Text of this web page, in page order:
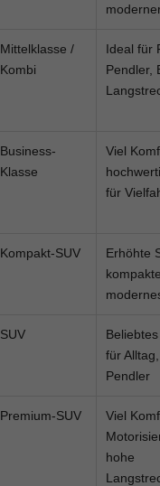
Mittelklasse /
Kombi
Ideal für
Pendler,
Business-
Klasse
Viel
für
Kompakt-SUV
Erhöhte
SUV
für
Pendler
Premium-SUV
Viel
hohe